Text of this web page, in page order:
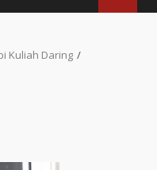
Kuliah Daring